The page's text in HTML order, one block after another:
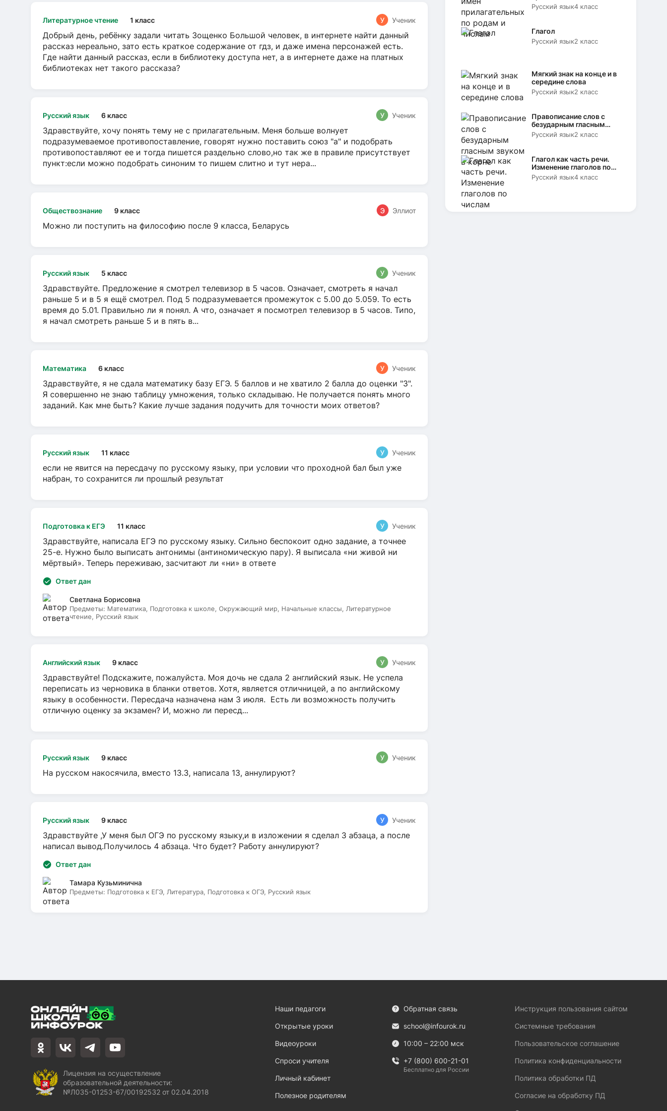
родам и числам
Русский язык4 класс
Глагол
Русский язык2 класс
Мягкий знак на конце и в
середине слова
Русский язык2 класс
Правописание слов с
безударным гласным
звуком в корне
Русский язык2 класс
Глагол как часть речи.
Изменение глаголов по
числам
Русский язык4 класс
Литературное чтение 1 класс У Ученик
Добрый день, ребёнку задали читать Зощенко Большой человек, в интернете найти данный
рассказ нереально, зато есть краткое содержание от гдз, и даже имена персонажей есть.
Где найти данный рассказ, если в библиотеку доступа нет, а в интернете даже на платных
библиотеках нет такого рассказа?
Русский язык 6 класс У Ученик
Здравствуйте, хочу понять тему не с прилагательным. Меня больше волнует
подразумеваемое противопоставление, говорят нужно поставить союз "а" и подобрать
противопоставляют ее и тогда пишется раздельно слово,но так же в правиле присутствует
пункт:если можно подобрать синоним то пишем слитно и тут нера...
Обществознание 9 класс Э Эллиот
Можно ли поступить на философию после 9 класса, Беларусь
Русский язык 5 класс У Ученик
Здравствуйте. Предложение я смотрел телевизор в 5 часов. Означает, смотреть я начал
раньше 5 и в 5 я ещё смотрел. Под 5 подразумевается промежуток с 5.00 до 5.059. То есть
время до 5.01. Правильно ли я понял. А что, означает я посмотрел телевизор в 5 часов. Типо,
я начал смотреть раньше 5 и в пять в...
Математика 6 класс У Ученик
Здравствуйте, я не сдала математику базу ЕГЭ. 5 баллов и не хватило 2 балла до оценки "3".
Я совершенно не знаю таблицу умножения, только складываю. Не получается понять много
заданий. Как мне быть? Какие лучше задания подучить для точности моих ответов?
Русский язык 11 класс У Ученик
если не явится на пересдачу по русскому языку, при условии что проходной бал был уже
набран, то сохранится ли прошлый результат
Подготовка к ЕГЭ 11 класс У Ученик
Здравствуйте, написала ЕГЭ по русскому языку. Сильно беспокоит одно задание, а точнее
25-е. Нужно было выписать антонимы (антиномическую пару). Я выписала «ни живой ни
мёртвый». Теперь переживаю, засчитают ли «ни» в ответе
Ответ дан
Светлана Борисовна
Предметы: Математика, Подготовка к школе, Окружающий мир, Начальные классы, Литературное
чтение, Русский язык
Английский язык 9 класс У Ученик
Здравствуйте! Подскажите, пожалуйста. Моя дочь не сдала 2 английский язык. Не успела
переписать из черновика в бланки ответов. Хотя, является отличницей, а по английскому
языку в особенности. Пересдача назначена нам 3 июля. Есть ли возможность получить
отличную оценку за экзамен? И, можно ли пересд...
Русский язык 9 класс У Ученик
На русском накосячила, вместо 13.3, написала 13, аннулируют?
Русский язык 9 класс У Ученик
Здравствуйте ,У меня был ОГЭ по русскому языку,и в изложении я сделал 3 абзаца, а после
написал вывод.Получилось 4 абзаца. Что будет? Работу аннулируют?
Ответ дан
Тамара Кузьминична
Предметы: Подготовка к ЕГЭ, Литература, Подготовка к ОГЭ, Русский язык
Лицензия на осуществление
образовательной деятельности:
№Л035-01253-67/00192532 от 02.04.2018
Наши педагоги
Открытые уроки
Видеоуроки
Спроси учителя
Личный кабинет
Полезное родителям
Обратная связь
school@infourok.ru
10:00 – 22:00 мск
+7 (800) 600-21-01
Бесплатно для России
Инструкция пользования сайтом
Системные требования
Пользовательское соглашение
Политика конфиденциальности
Политика обработки ПД
Согласие на обработку ПД